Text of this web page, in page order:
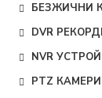
БЕЗЖИЧНИ
DVR
NVR
PTZ КАМЕРИ